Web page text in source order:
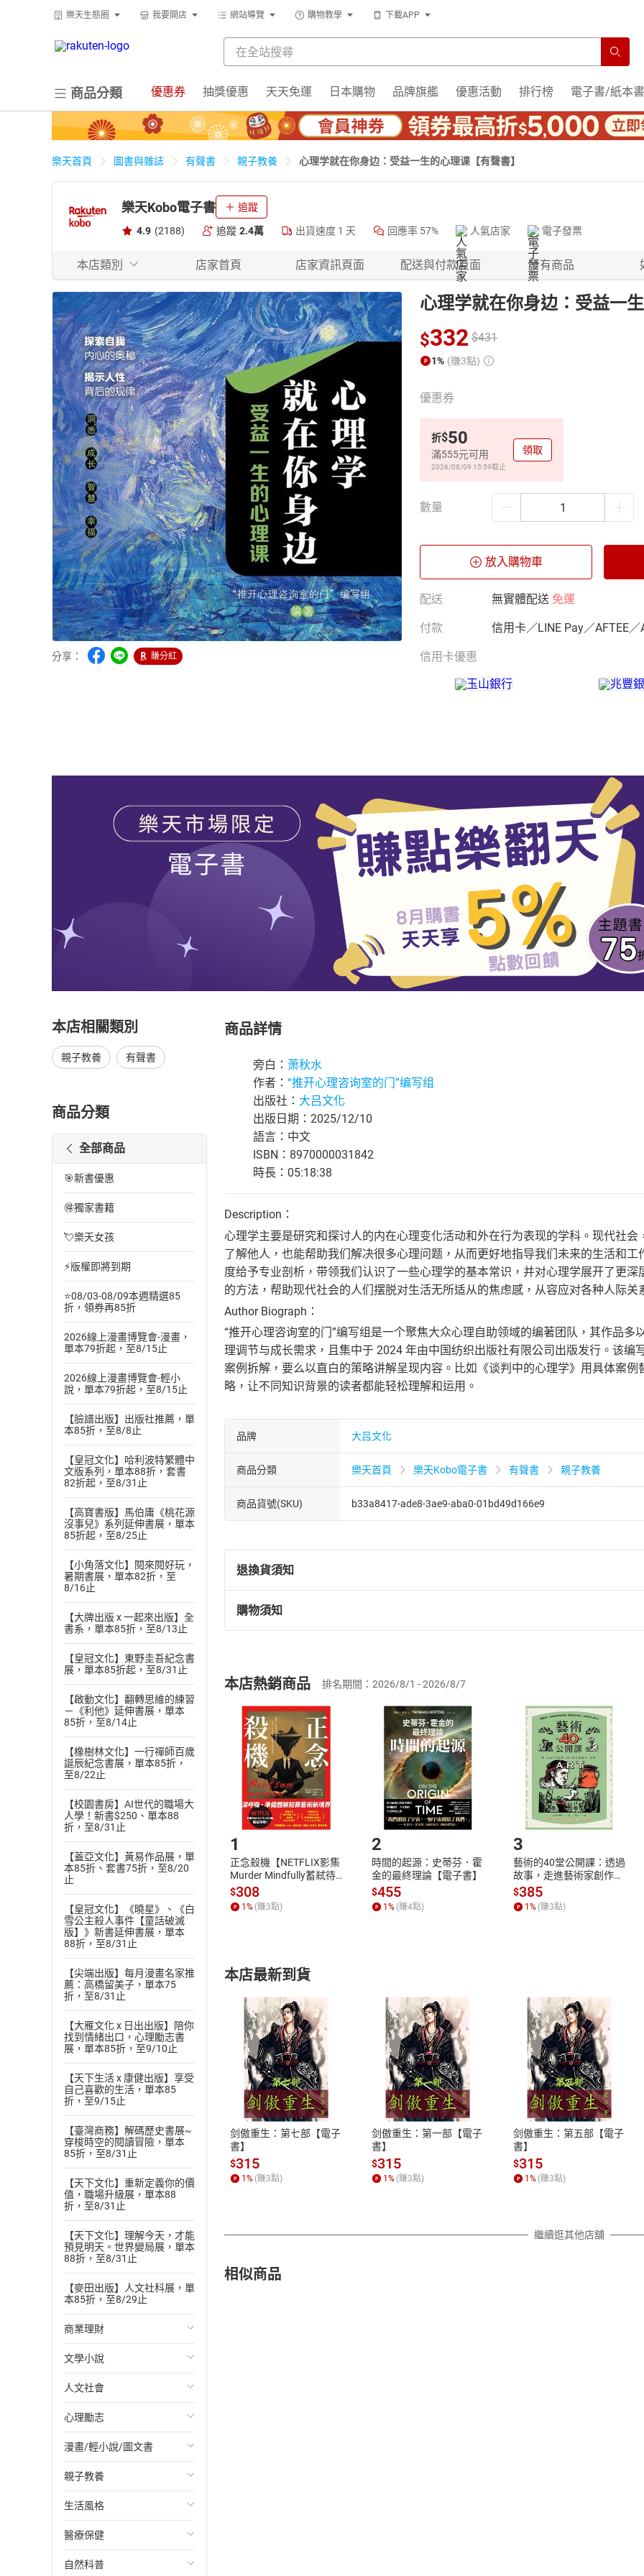
樂天生態圈 我要開店 網站導覽 購物教學 下載APP
商品分類 優惠券 抽獎優惠 天天免運 日本購物 品牌旗艦 優惠活動 排行榜 電子書/紙本書
樂天首頁 圖書與雜誌 有聲書 親子教養 心理学就在你身边：受益一生的心理课【有聲書】
樂天Kobo電子書 追蹤
4.9 (2188) 追蹤 2.4萬 出貨速度 1 天 回應率 57% 人氣店家 電子發票
本店類別 店家首頁 店家資訊頁面 配送與付款頁面 所有商品
分享： 賺分紅
心理学就在你身边：受益一
$332 $431
1% (賺3點)
優惠券
折$50
滿555元可用
2026/08/09 15:59截止
領取
數量
放入購物車
配送 無實體配送 免運
付款 信用卡／LINE Pay／AFTEE／
信用卡優惠
本店相關類別
親子教養 有聲書
商品分類
全部商品
🎯新書優惠
🉐獨家書籍
💘樂天女孩
⚡版權即將到期
⭐08/03-08/09本週精選85
折，領券再85折
2026線上漫畫博覽會-漫畫，
單本79折起，至8/15止
2026線上漫畫博覽會-輕小
說，單本79折起，至8/15止
【臉譜出版】出版社推薦，單
本85折，至8/8止
【皇冠文化】哈利波特繁體中
文版系列，單本88折，套書
82折起，至8/31止
【高寶書版】馬伯庸《桃花源
沒事兒》系列延伸書展，單本
85折起，至8/25止
【小角落文化】閱來閱好玩，
暑期書展，單本82折，至
8/16止
【大牌出版 x 一起來出版】全
書系，單本85折，至8/13止
【皇冠文化】東野圭吾紀念書
展，單本85折起，至8/31止
【啟動文化】翻轉思維的練習
－《利他》延伸書展，單本
85折，至8/14止
【橡樹林文化】一行禪師百歲
誕辰紀念書展，單本85折，
至8/22止
【校園書房】AI世代的職場大
人學！新書$250、單本88
折，至8/31止
【蓋亞文化】黃易作品展，單
本85折、套書75折，至8/20
止
【皇冠文化】《曉星》、《白
雪公主殺人事件【童話破滅
版】》新書延伸書展，單本
88折，至8/31止
【尖端出版】每月漫畫名家推
薦：高橋留美子，單本75
折，至8/31止
【大雁文化 x 日出出版】陪你
找到情緒出口，心理勵志書
展，單本85折，至9/10止
【天下生活 x 康健出版】享受
自己喜歡的生活，單本85
折，至9/15止
【臺灣商務】解碼歷史書展~
穿梭時空的閱讀冒險，單本
85折，至8/31止
【天下文化】重新定義你的價
值，職場升級展，單本88
折，至8/31止
【天下文化】理解今天，才能
預見明天。世界變局展，單本
88折，至8/31止
【麥田出版】人文社科展，單
本85折，至8/29止
商業理財
投資理財
經濟/趨勢
財務/金融
管理/領導
職場工作術
成功法
行銷/廣告
傳記
文學小說
歐美文學
日本文學
韓國文學
華文文學
經典文學
成長/家庭生活小說
懸疑/推理小說
人文社會
國際關係
政治
社會科學
台灣/中國歷史
日/韓歷史
其他歷史/史學
心理勵志
心靈成長/情緒
人際關係
兩性關係
心理學
漫畫/輕小說/圖文書
輕小說
奇幻/科幻
愛情故事
職場/社會寫實
親子教養
教育現場
兒童文學/故事
兒童科普/學習
生活風格
飲食/食譜
健身/美顏
醫療保健
健康/養生
自然科普
商品詳情
旁白： 萧秋水
作者： “推开心理咨询室的门”编写组
出版社： 大吕文化
出版日期：2025/12/10
語言：中文
ISBN：8970000031842
時長：05:18:38
Description：
心理学主要是研究和探讨人的内在心理变化活动和外在行为表现的学科。现代社
了解他人，也能帮助我们解决很多心理问题，从而更好地指导我们未来的生活和
度给予专业剖析，带领我们认识了一些心理学的基本常识，并对心理学展开了更
的方法，帮助现代社会的人们摆脱对生活无所适从的焦虑感，从容应对各种人际
Author Biograph：
“推开心理咨询室的门”编写组是一个聚焦大众心理自助领域的编著团队，其作品
理调节与成长需求，且集中于 2024 年由中国纺织出版社有限公司出版发行。该
案例拆解，要么以直白的策略讲解呈现内容。比如《谈判中的心理学》用具体案
略，让不同知识背景的读者都能轻松理解和运用。
品牌 大吕文化
商品分類 樂天首頁 樂天Kobo電子書 有聲書 親子教養
商品貨號(SKU) b33a8417-ade8-3ae9-aba0-01bd49d166e9
退換貨須知
退換貨規定：
(一)依消費者保護法第19條第1項後段暨通訊交易解除權合理例外情事適用
(二)消費者訂購本店鋪之商品即代表知悉本店鋪所銷售之商品為電子書，
且已下載/存取電子書，不得請求退貨退款。
退貨方式：您欲取消訂單或辦理退貨時，請登入樂天市場，並於「我的訂單
貨」，本店鋪將依您的申請進行審核，待審核通過後將為您辦理退款事宜。
請注意，樂天市場須以整筆訂單為單位進行取消/退貨，恕無法以單支商品取
購物須知
挑選商品
Choose
放入購物車
Shopping cart
登入帳號
Login
購書後，如何開始使用？
Step1.選擇閱讀載具 Step2.登入
付款方式
ATM轉帳、信用卡、LINE PAY、AFTEE
退換貨規範
本店是否提供消費者保護法七日猶
之權利，遽消費者保護法及通訊交
除權合理例外情事適用準則，依商
質各有不同規定。詳細退換貨說明
照各商品說明。
本店熱銷商品 排名期間：2026/8/1 - 2026/8/7
1
正念殺機【NETFLIX影集
Murder Mindfully蓄弒待
發】【電子書】
$308
1 % (賺3點)
2
時間的起源：史蒂芬．霍
金的最終理論【電子書】
$455
1 % (賺4點)
3
藝術的40堂公開課：透過
故事，走進藝術家創作現
場，看藝術如何誕生、如
何形塑人類生活【電子
書】
$385
1 % (賺3點)
本店最新到貨
剑傲重生：第七部【電子
書】
$315
1% (賺3點)
剑傲重生：第一部【電子
書】
$315
1% (賺3點)
剑傲重生：第五部【電子
書】
$315
1% (賺3點)
繼續逛其他店舖
相似商品